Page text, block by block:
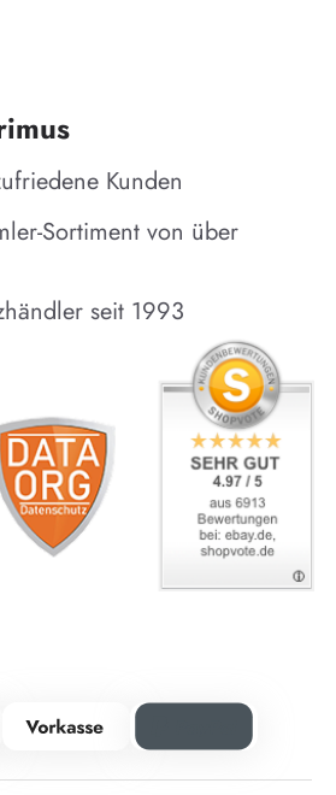
Kunden
Sortiment von über
seit 1993